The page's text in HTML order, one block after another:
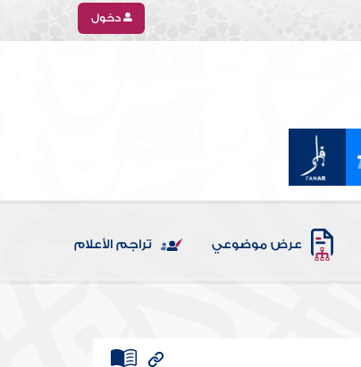
دخول
عرض موضوعي تراجم الأعلام